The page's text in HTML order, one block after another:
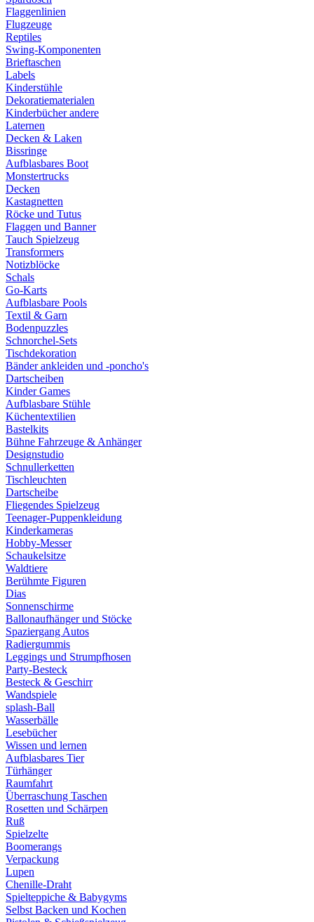
Flaggenlinien
Flugzeuge
Reptiles
Swing-Komponenten
Brieftaschen
Labels
Kinderstühle
Dekoratiematerialen
Kinderbücher andere
Laternen
Decken & Laken
Bissringe
Aufblasbares Boot
Monstertrucks
Decken
Kastagnetten
Röcke und Tutus
Flaggen und Banner
Tauch Spielzeug
Transformers
Notizblöcke
Schals
Go-Karts
Aufblasbare Pools
Textil & Garn
Bodenpuzzles
Schnorchel-Sets
Tischdekoration
Bänder ankleiden und -poncho's
Dartscheiben
Kinder Games
Aufblasbare Stühle
Küchentextilien
Bastelkits
Bühne Fahrzeuge & Anhänger
Designstudio
Schnullerketten
Tischleuchten
Dartscheibe
Fliegendes Spielzeug
Teenager-Puppenkleidung
Kinderkameras
Hobby-Messer
Schaukelsitze
Waldtiere
Berühmte Figuren
Dias
Sonnenschirme
Ballonaufhänger und Stöcke
Spaziergang Autos
Radiergummis
Leggings und Strumpfhosen
Party-Besteck
Besteck & Geschirr
Wandspiele
splash-Ball
Wasserbälle
Lesebücher
Wissen und lernen
Aufblasbares Tier
Türhänger
Raumfahrt
Überraschung Taschen
Rosetten und Schärpen
Ruß
Spielzelte
Boomerangs
Verpackung
Lupen
Chenille-Draht
Spielteppiche & Babygyms
Selbst Backen und Kochen